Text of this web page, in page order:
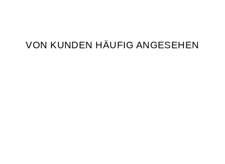
VON KUNDEN HÄUFIG ANGESEHEN